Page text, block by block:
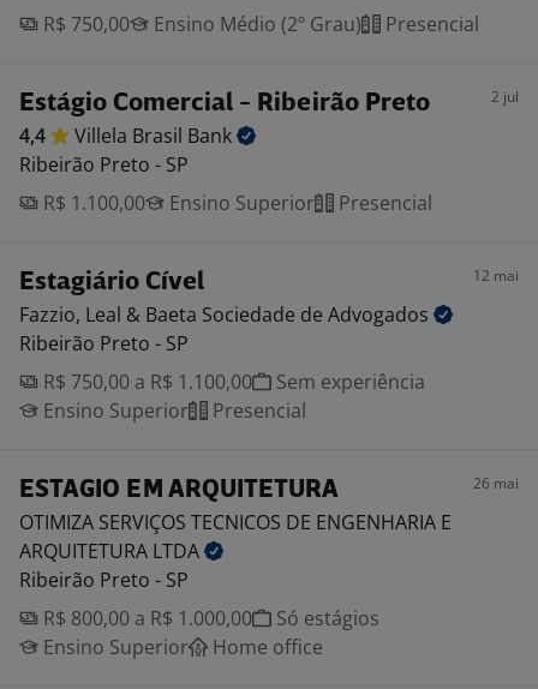
R$ 750,00
Ensino Médio (2º Grau) Presencial
Estágio Comercial - Ribeirão Preto 2 jul
4,4 Villela Brasil Bank
Ribeirão Preto - SP
R$ 1.100,00
Ensino Superior Presencial
Estagiário Cível 12 mai
Fazzio, Leal & Baeta Sociedade de Advogados
Ribeirão Preto - SP
R$ 750,00 a R$ 1.100,00
Sem experiência
Ensino Superior
Presencial
ESTAGIO EM ARQUITETURA 26 mai
OTIMIZA SERVIÇOS TECNICOS DE ENGENHARIA E
ARQUITETURA LTDA
Ribeirão Preto - SP
R$ 800,00 a R$ 1.000,00
Só estágios
Ensino Superior
Home office